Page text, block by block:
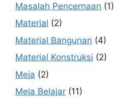
Masalah Pencernaan (1)
Material (2)
Material Bangunan (4)
Material Konstruksi (2)
Meja (2)
Meja Belajar (11)